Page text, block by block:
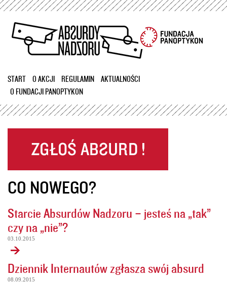
Przejdź
treści
START O AKCJI REGULAMIN
AKTUALNOŚCI
O FUNDACJI PANOPTYKON
CO NOWEGO?
Starcie Absurdów Nadzoru – jesteś na „tak”
czy na „nie”?
03.10.2015
Dziennik Internautów zgłasza swój absurd
08.09.2015